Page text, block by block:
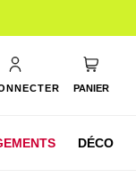
PANIER
DÉCO